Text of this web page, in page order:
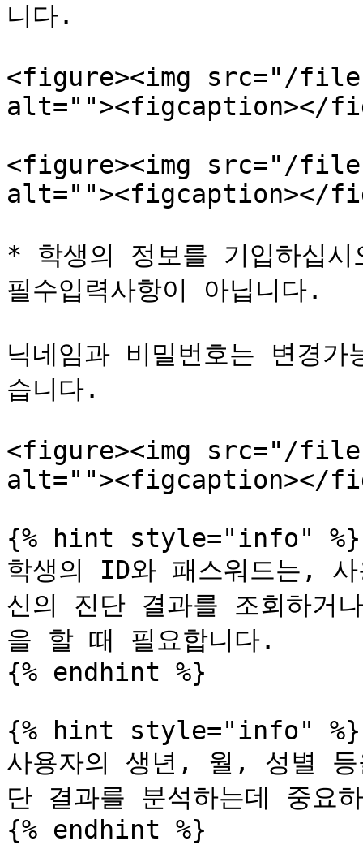
니다.
<figure><img src="/files/
alt=""><figcaption></
<figure><img src="/files/
alt=""><figcaption></
* 학생의 정보를 기입하십
필수입력사항이 아닙니다.
닉네임과 비밀번호는 변경
습니다.
<figure><img src="/
alt=""><figcaption></
{% hint style="info" %}
학생의 ID와 패스워드는,
신의 진단 결과를 조회하거
을 할 때 필요합니다.
{% endhint %}
{% hint style="info" %}
사용자의 생년, 월, 성별
단 결과를 분석하는데 중요
{% endhint %}